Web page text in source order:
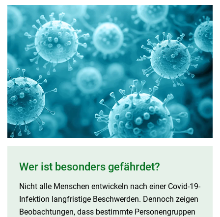
Wer ist besonders gefährdet?
Nicht alle Menschen entwickeln nach einer Covid-19-
Infektion langfristige Beschwerden. Dennoch zeigen
Beobachtungen, dass bestimmte Personengruppen